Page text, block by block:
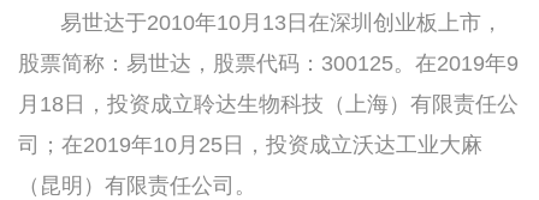
易世达于2010年10月13日在深圳创业板上市，
股票简称： 易世达，股票代码： 300125。 在2019年9
月18日，投资成立聆达生物科技（上海）有限责任公
司； 在2019年10月25日，投资成立沃达工业大麻
（昆明）有限责任公司。